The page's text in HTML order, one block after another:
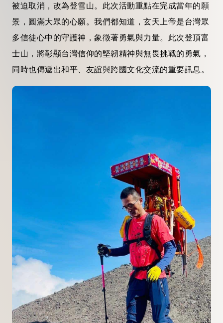
被迫取消，改為登雪山。此次活動重點在完成當年的願
景，圓滿大眾的心願。我們都知道，玄天上帝是台灣眾
多信徒心中的守護神，象徵著勇氣與力量。此次登頂富
士山，將彰顯台灣信仰的堅韌精神與無畏挑戰的勇氣，
同時也傳遞出和平、友誼與跨國文化交流的重要訊息。